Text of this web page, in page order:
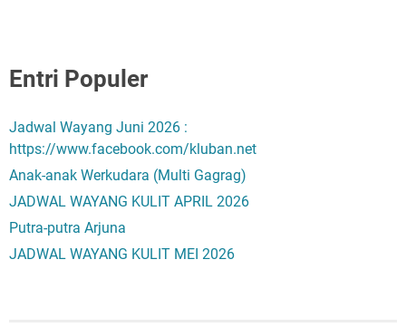
Entri Populer
Jadwal Wayang Juni 2026 :
https://www.facebook.com/kluban.net
Anak-anak Werkudara (Multi Gagrag)
JADWAL WAYANG KULIT APRIL 2026
Putra-putra Arjuna
JADWAL WAYANG KULIT MEI 2026